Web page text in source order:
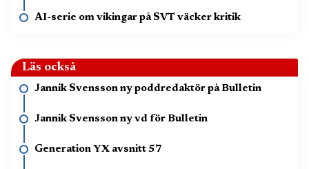
AI-serie om vikingar på SVT väcker kritik
Läs också
Jannik Svensson ny poddredaktör på Bulletin
Jannik Svensson ny vd för Bulletin
Generation YX avsnitt 57